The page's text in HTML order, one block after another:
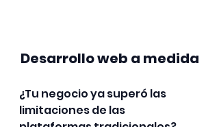
Desarrollo web a medida
¿Tu negocio ya superó las
limitaciones de las